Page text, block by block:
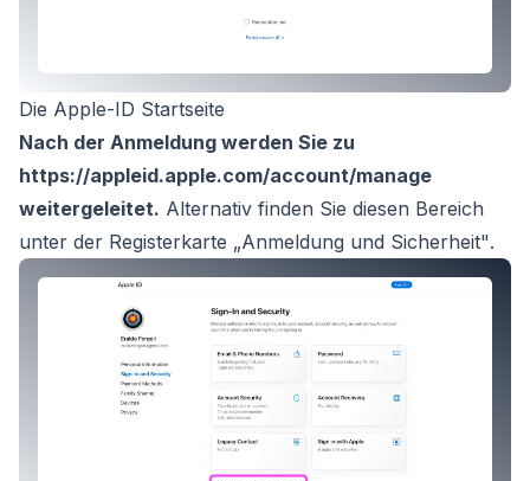
Die Apple-ID Startseite
Nach der Anmeldung werden Sie zu
https://appleid.apple.com/account/manage
weitergeleitet. Alternativ finden Sie diesen Bereich
unter der Registerkarte „Anmeldung und Sicherheit".